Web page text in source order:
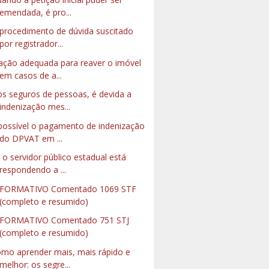
emendada, é pro...
de dúvida suscitado
por registrador...
adequada para reaver o imóvel
em casos de a...
seguros de pessoas, é devida a
indenização mes...
o pagamento de indenização
do DPVAT em ...
o servidor público estadual está
respondendo a ...
Comentado 1069 STF
(completo e resumido)
Comentado 751 STJ
(completo e resumido)
aprender mais, mais rápido e
melhor: os segre...